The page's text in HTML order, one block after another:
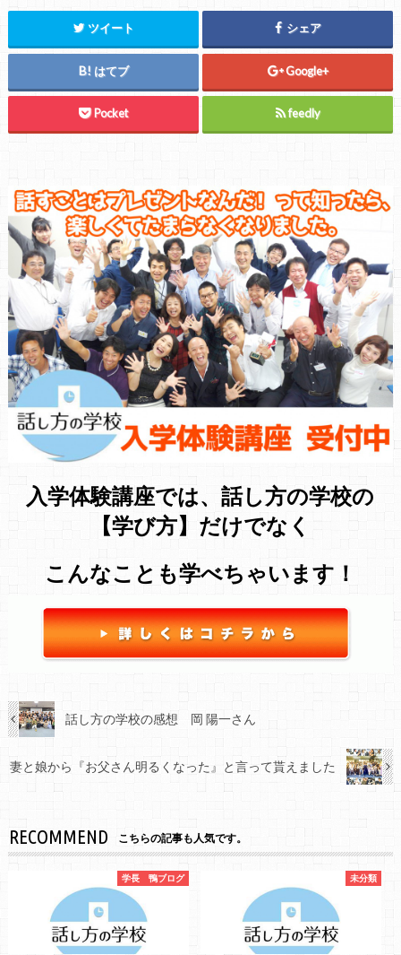
ツイート シェア
はてブ Google+
Pocket feedly
入学体験講座では、話し方の学校の
【学び方】だけでなく
こんなことも学べちゃいます！
話し方の学校の感想 岡 陽一さん
妻と娘から『お父さん明るくなった』と言って貰えました
RECOMMEND こちらの記事も人気です。
学長 鴨ブログ 未分類